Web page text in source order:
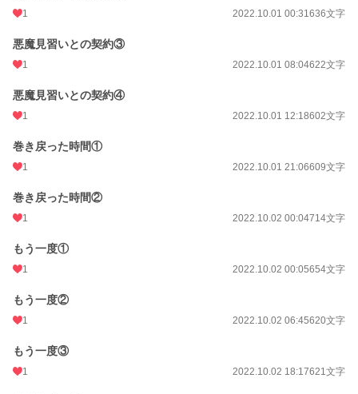
年間ポイント
累計ポイント 13,011 pt (86,563 位)
1 2022.10.01 00:31636文字
悪魔見習いとの契約③
1 2022.10.01 08:04622文字
悪魔見習いとの契約④
1 2022.10.01 12:18602文字
巻き戻った時間①
1 2022.10.01 21:06609文字
巻き戻った時間②
1 2022.10.02 00:04714文字
もう一度①
1 2022.10.02 00:05654文字
もう一度②
1 2022.10.02 06:45620文字
もう一度③
1 2022.10.02 18:17621文字